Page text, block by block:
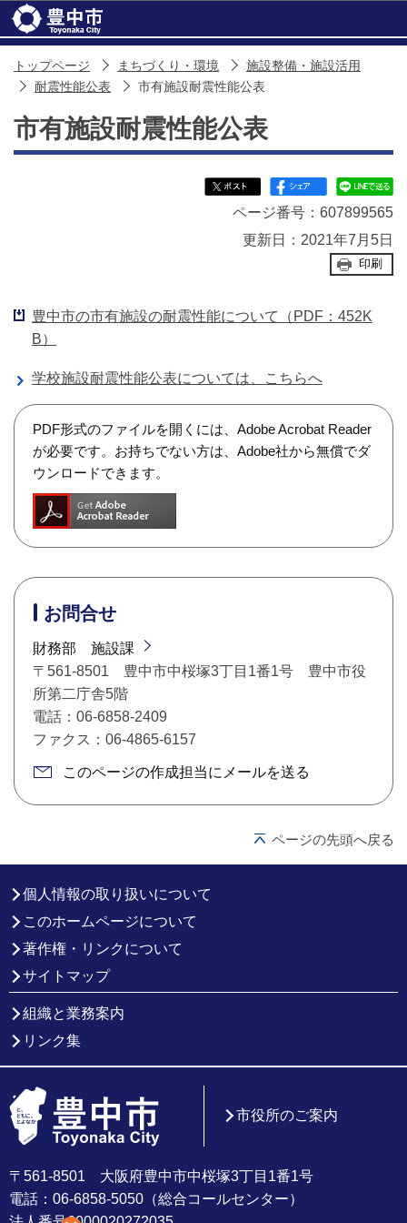
トップページ まちづくり・環境
施設整備・施設活用
耐震性能公表
市有施設耐震性能公表
市有施設耐震性能公表
ページ番号：607899565
更新日：2021年7月5日
印刷
豊中市の市有施設の耐震性能について（PDF：452K
B）
学校施設耐震性能公表については、こちらへ
PDF形式のファイルを開くには、Adobe Acrobat Reader
が必要です。お持ちでない方は、Adobe社から無償でダ
ウンロードできます。
お問合せ
財務部 施設課
〒561-8501 豊中市中桜塚3丁目1番1号 豊中市役
所第二庁舎5階
電話：06-6858-2409
ファクス：06-4865-6157
このページの作成担当にメールを送る
ページの先頭へ戻る
個人情報の取り扱いについて
このホームページについて
著作権・リンクについて
サイトマップ
組織と業務案内
リンク集
〒561-8501 大阪府豊中市中桜塚3丁目1番1号
電話：06-6858-5050（総合コールセンター）
市役所のご案内